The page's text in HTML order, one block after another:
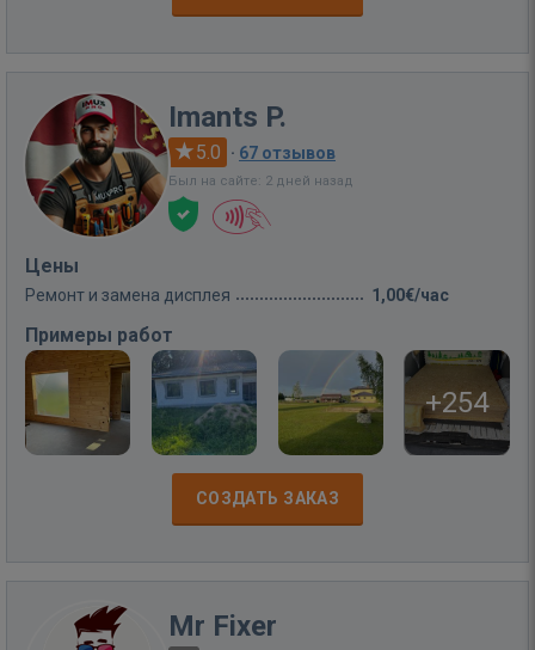
Imants P.
5.0 · 67 отзывов
Был на сайте: 2 дней назад
Цены
Ремонт и замена дисплея 1,00€/час
Примеры работ
+254
СОЗДАТЬ ЗАКАЗ
Mr Fixer